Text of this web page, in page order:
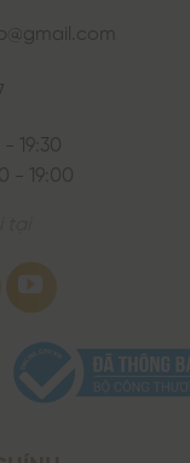
19:30
- 19:00